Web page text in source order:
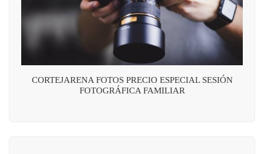
CORTEJARENA FOTOS PRECIO ESPECIAL SESIÓN
FOTOGRÁFICA FAMILIAR